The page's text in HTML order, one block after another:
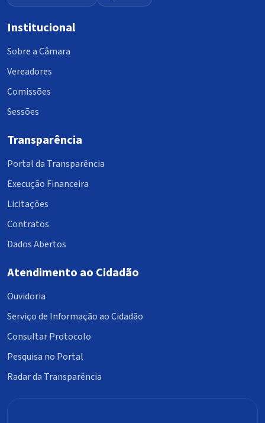
Institucional
Sobre a Câmara
Vereadores
Comissões
Sessões
Transparência
Portal da Transparência
Execução Financeira
Licitações
Contratos
Dados Abertos
Atendimento ao Cidadão
Ouvidoria
Serviço de Informação ao Cidadão
Consultar Protocolo
Pesquisa no Portal
Radar da Transparência